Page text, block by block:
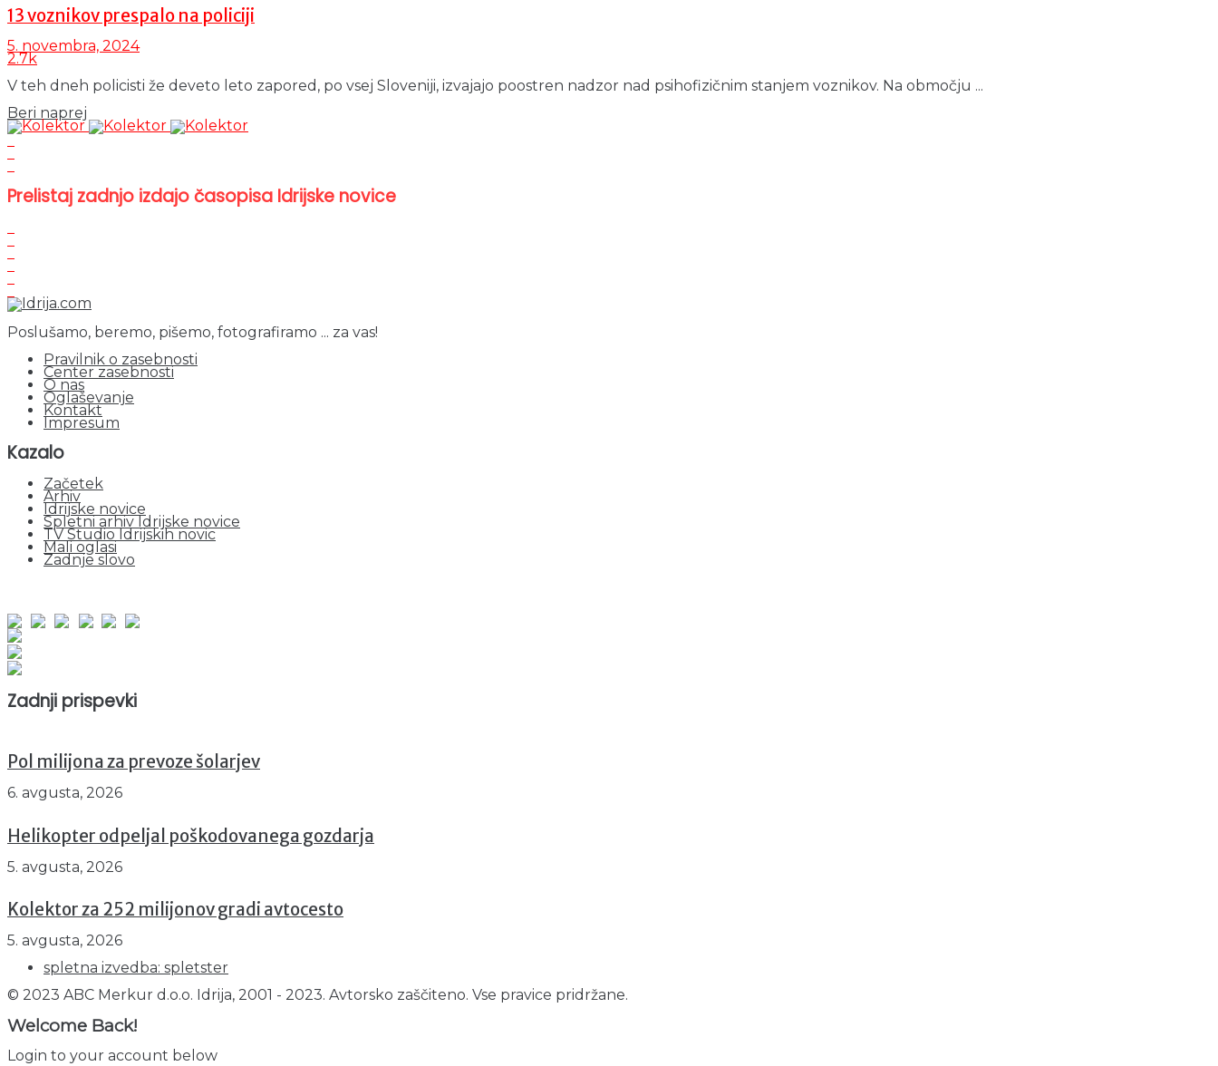
13 voznikov prespalo na policiji
5. novembra, 2024
2.7k
V teh dneh policisti že deveto leto zapored, po vsej Sloveniji, izvajajo poostren nadzor nad psihofizičnim stanjem voznikov. Na območju ...
Beri naprej
Prelistaj zadnjo izdajo časopisa Idrijske novice
Poslušamo, beremo, pišemo, fotografiramo ... za vas!
Pravilnik o zasebnosti
Center zasebnosti
O nas
Oglaševanje
Kontakt
Impresum
Kazalo
Začetek
Arhiv
Idrijske novice
Spletni arhiv Idrijske novice
TV Studio Idrijskih novic
Mali oglasi
Zadnje slovo
Zadnji prispevki
Pol milijona za prevoze šolarjev
6. avgusta, 2026
Helikopter odpeljal poškodovanega gozdarja
5. avgusta, 2026
Kolektor za 252 milijonov gradi avtocesto
5. avgusta, 2026
spletna izvedba: spletster
© 2023 ABC Merkur d.o.o. Idrija, 2001 - 2023. Avtorsko zaščiteno. Vse pravice pridržane.
Welcome Back!
Login to your account below